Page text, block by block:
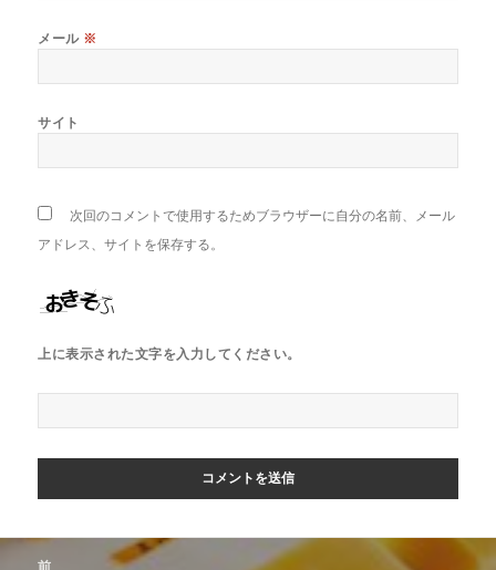
メール ※
サイト
次回のコメントで使用するためブラウザーに自分の名前、メール
アドレス、サイトを保存する。
上に表示された文字を入力してください。
投